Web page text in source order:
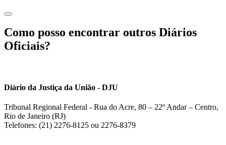
Como posso encontrar outros Diários
Oficiais?
Diário da Justiça da União - DJU
Tribunal Regional Federal - Rua do Acre, 80 – 22º Andar – Centro,
Rio de Janeiro (RJ)
Telefones: (21) 2276-8125 ou 2276-8379